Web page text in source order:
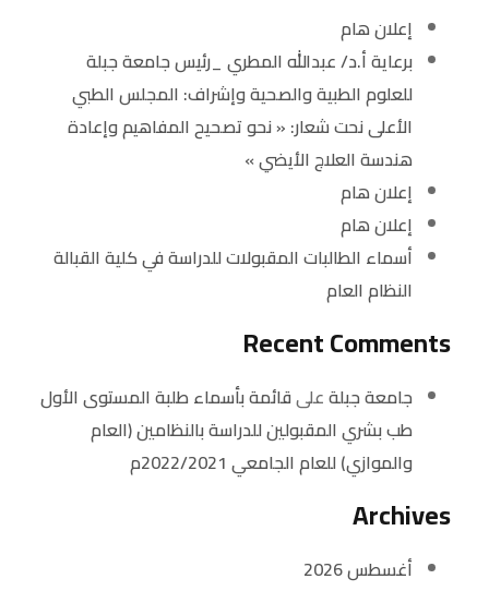
إعلان هام
برعاية أ.د/ عبدالله المطري _رئيس جامعة جبلة
للعلوم الطبية والصحية وإشراف: المجلس الطبي
الأعلى نحت شعار: « نحو تصحيح المفاهيم وإعادة
هندسة العلاج الأيضي »
إعلان هام
إعلان هام
أسماء الطالبات المقبولات للدراسة في كلية القبالة
النظام العام
Recent Comments
جامعة جبلةعلىقائمة بأسماء طلبة المستوى الأول
طب بشري المقبولين للدراسة بالنظامين (العام
والموازي) للعام الجامعي 2022/2021م
Archives
أغسطس 2026